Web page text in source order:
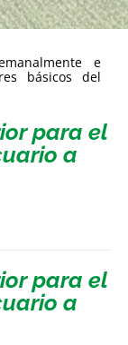
e
básicos del
para el
a
para el
a